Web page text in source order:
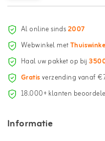
Al online sinds2007
Webwinkel met
Haal uw pakket op bij
Gratisverzending vanaf
18.000+ klanten
Informatie